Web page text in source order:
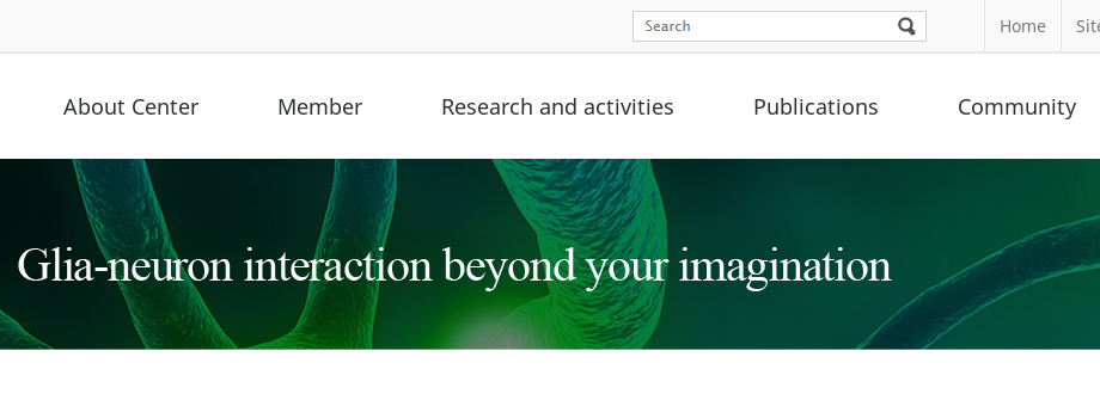
Home
About Center Member Research and activities Publications Community